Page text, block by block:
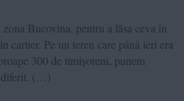
zona Bucovina, pentru a lăsa ceva în
cartier. Pe un teren care până ieri era
300 de timișoreni, punem
diferit. (…)